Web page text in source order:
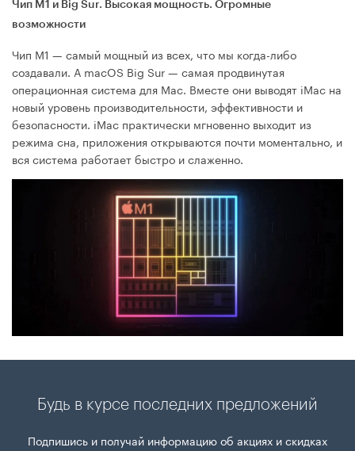
Чип M1 и Big Sur. Высокая мощность. Огромные
возможности
Чип M1 — самый мощный из всех, что мы когда-либо
создавали. А macOS Big Sur — самая продвинутая
операционная система для Mac. Вместе они выводят iMac на
новый уровень производи­тельности, эффективности и
безопасности. iMac практически мгновенно выходит из
режима сна, приложения открываются почти моментально, и
вся система работает быстро и слаженно.
Будь в курсе последних предложений
Подпишись и получай информацию об акциях и скидках